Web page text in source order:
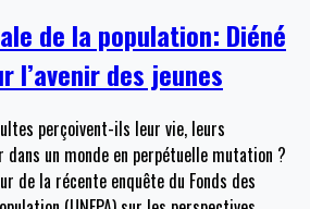
de la population: Diéné
l’avenir des jeunes
perçoivent-ils leur vie, leurs
un monde en perpétuelle mutation ?
de la récente enquête du Fonds des